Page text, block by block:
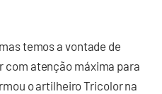
temos a vontade de
com atenção máxima para
o artilheiro Tricolor na